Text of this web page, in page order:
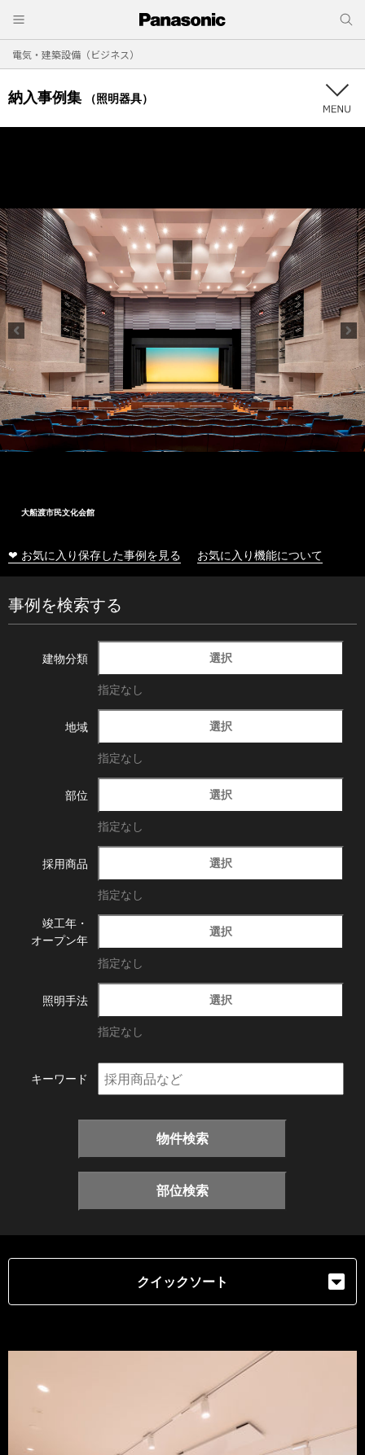
電気・建築設備（ビジネス）
納入事例集 （照明器具）
大船渡市民文化会館
❤ お気に入り保存した事例を見る お気に入り機能について
事例を検索する
建物分類 選択
指定なし
地域 選択
指定なし
部位 選択
指定なし
採用商品 選択
指定なし
竣工年・
オープン年
選択
指定なし
照明手法 選択
指定なし
キーワード
物件検索
部位検索
クイックソート